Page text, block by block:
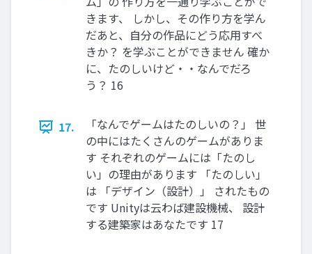
きます、 しかし、その作り方を学ん
だあと、自分の作品にどう応用すべ
きか？ を学ぶことができません 確か
に、たのしいけど・・なんでだろ
う？ 16
17.
「なんでゲームはたのしいの？」 世
の中にはたくさんのゲームがありま
す それぞれのゲームには「たのし
い」の理由があります 「たのしい」
は 「デザイン（設計）」 されたもの
です Unityは云わば建設機械、 設計
する建築家はあなたです 17